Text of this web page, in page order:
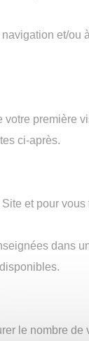
et/ou
première
ci-après.
et pour
dans
le nombre